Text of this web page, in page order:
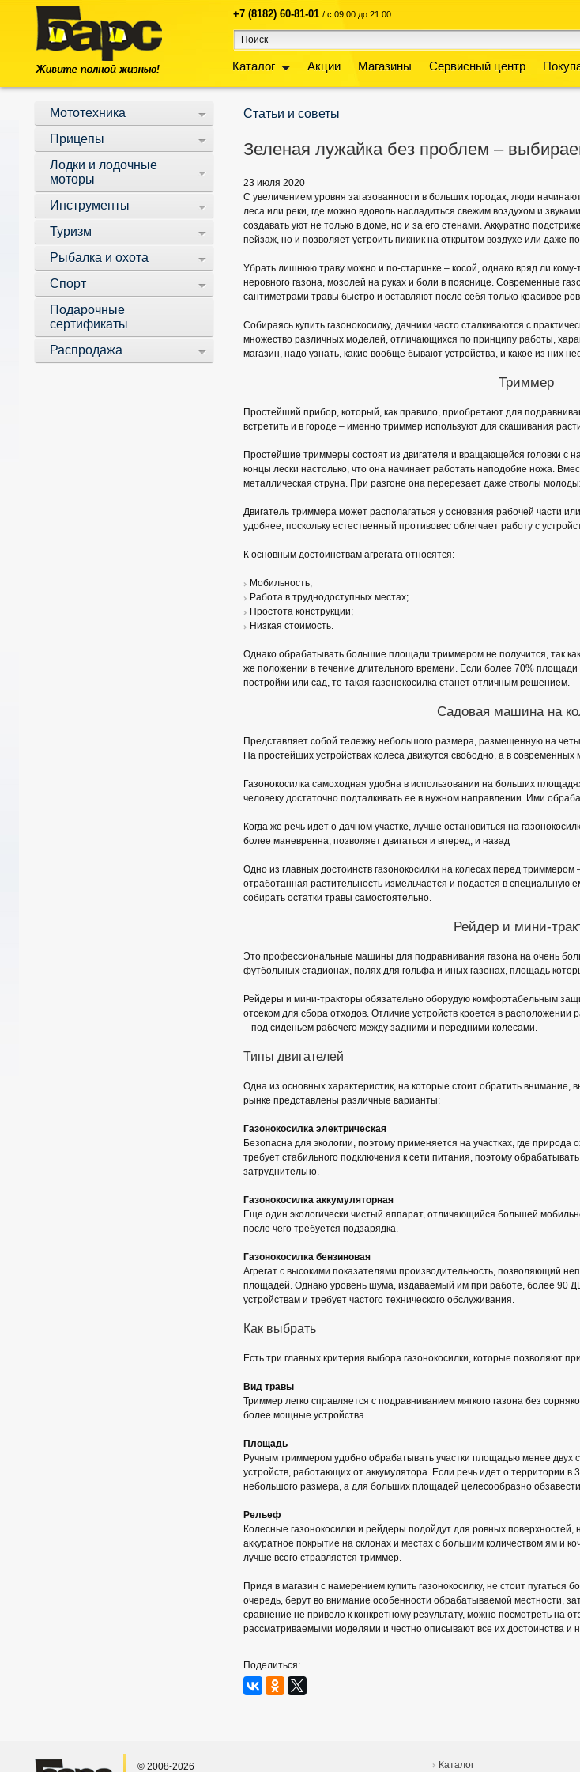
+7 (8182) 60-81-01 / с 09:00 до 21:00
Каталог Акции Магазины Сервисный центр
Мототехника
Прицепы
Лодки и лодочные
моторы
Инструменты
Туризм
Рыбалка и охота
Спорт
Подарочные
сертификаты
Распродажа
Статьи и советы
Зеленая лужайка без проблем –
23 июля 2020
С увеличением уровня загазованности в больших городах, люди
леса или реки, где можно вдоволь насладиться свежим воздухом и
создавать уют не только в доме, но и за его стенами. Аккуратно
пейзаж, но и позволяет устроить пикник на открытом воздухе или даже
Убрать лишнюю траву можно и по-старинке – косой, однако вряд ли кому-
неровного газона, мозолей на руках и боли в пояснице. Современные
сантиметрами травы быстро и оставляют после себя только красивое
Собираясь купить газонокосилку, дачники часто сталкиваются с
множество различных моделей, отличающихся по принципу работы,
магазин, надо узнать, какие вообще бывают устройства, и какое из них
Триммер
Простейший прибор, который, как правило, приобретают для
встретить и в городе – именно триммер используют для скашивания
Простейшие триммеры состоят из двигателя и вращающейся головки с
концы лески настолько, что она начинает работать наподобие ножа.
металлическая струна. При разгоне она перерезает даже стволы
Двигатель триммера может располагаться у основания рабочей части
удобнее, поскольку естественный противовес облегчает работу с
К основным достоинствам агрегата относятся:
Мобильность;
Работа в труднодоступных местах;
Простота конструкции;
Низкая стоимость.
Однако обрабатывать большие площади триммером не получится, так
же положении в течение длительного времени. Если более 70% площади
постройки или сад, то такая газонокосилка станет отличным решением.
Садовая машина на
Представляет собой тележку небольшого размера, размещенную на
На простейших устройствах колеса движутся свободно, а в
Газонокосилка самоходная удобна в использовании на больших
человеку достаточно подталкивать ее в нужном направлении. Ими
Когда же речь идет о дачном участке, лучше остановиться на
более маневренна, позволяет двигаться и вперед, и назад
Одно из главных достоинств газонокосилки на колесах перед
отработанная растительность измельчается и подается в специальную
собирать остатки травы самостоятельно.
Рейдер и мини-
Это профессиональные машины для подравнивания газона на очень
футбольных стадионах, полях для гольфа и иных газонах, площадь
Рейдеры и мини-тракторы обязательно оборудую комфортабельным
отсеком для сбора отходов. Отличие устройств кроется в расположении
– под сиденьем рабочего между задними и передними колесами.
Типы двигателей
Одна из основных характеристик, на которые стоит обратить внимание,
рынке представлены различные варианты:
Газонокосилка электрическая
Безопасна для экологии, поэтому применяется на участках, где природа
требует стабильного подключения к сети питания, поэтому
затруднительно.
Газонокосилка аккумуляторная
Еще один экологически чистый аппарат, отличающийся большей
после чего требуется подзарядка.
Газонокосилка бензиновая
Агрегат с высокими показателями производительность, позволяющий
площадей. Однако уровень шума, издаваемый им при работе, более 90
устройствам и требует частого технического обслуживания.
Как выбрать
Есть три главных критерия выбора газонокосилки, которые позволяют
Вид травы
Триммер легко справляется с подравниванием мягкого газона без
более мощные устройства.
Площадь
Ручным триммером удобно обрабатывать участки площадью менее двух
устройств, работающих от аккумулятора. Если речь идет о территории в
небольшого размера, а для больших площадей целесообразно
Рельеф
Колесные газонокосилки и рейдеры подойдут для ровных
аккуратное покрытие на склонах и местах с большим количеством ям и
лучше всего стравляется триммер.
Придя в магазин с намерением купить газонокосилку, не стоит
очередь, берут во внимание особенности обрабатываемой местности,
сравнение не привело к конкретному результату, можно посмотреть на
рассматриваемыми моделями и честно описывают все их достоинства и
Поделиться:
© 2008-2026 Каталог